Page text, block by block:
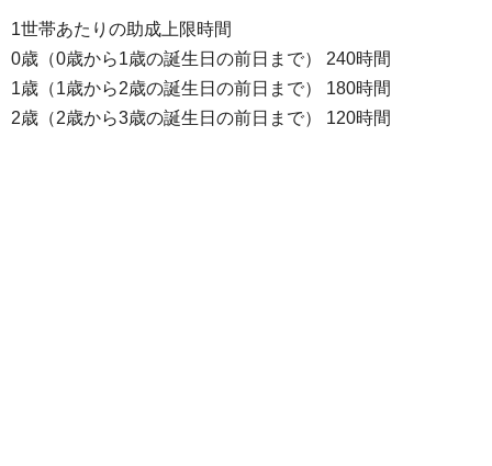
1世帯あたりの助成上限時間
0歳（0歳から1歳の誕生日の前日まで） 240時間
1歳（1歳から2歳の誕生日の前日まで） 180時間
2歳（2歳から3歳の誕生日の前日まで） 120時間